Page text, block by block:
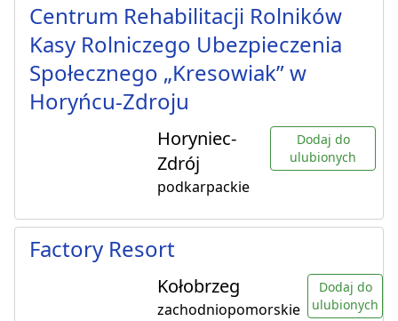
Centrum Rehabilitacji Rolników
Kasy Rolniczego Ubezpieczenia
Społecznego „Kresowiak” w
Horyńcu-Zdroju
Horyniec-
Zdrój
podkarpackie
Dodaj do
ulubionych
Factory Resort
Kołobrzeg
zachodniopomorskie
Dodaj do
ulubionych